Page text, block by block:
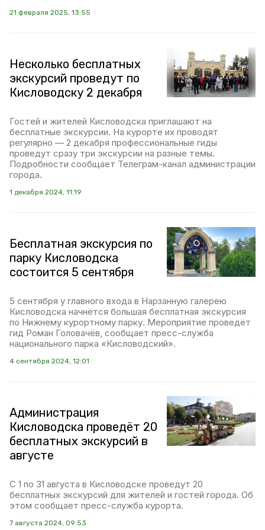
21 февраля 2025, 13:55
Несколько бесплатных
экскурсий проведут по
Кисловодску 2 декабря
Гостей и жителей Кисловодска приглашают на
бесплатные экскурсии. На курорте их проводят
регулярно — 2 декабря профессиональные гиды
проведут сразу три экскурсии на разные темы.
Подробности сообщает Телеграм-канал администрации
города.
1 декабря 2024, 11:19
Бесплатная экскурсия по
парку Кисловодска
состоится 5 сентября
5 сентября у главного входа в Нарзанную галерею
Кисловодска начнётся большая бесплатная экскурсия
по Нижнему курортному парку. Мероприятие проведёт
гид Роман Головачёв, сообщает пресс-служба
национального парка «Кисловодский».
4 сентября 2024, 12:01
Администрация
Кисловодска проведёт 20
бесплатных экскурсий в
августе
С 1 по 31 августа в Кисловодске проведут 20
бесплатных экскурсий для жителей и гостей города. Об
этом сообщает пресс-служба курорта.
7 августа 2024, 09:53